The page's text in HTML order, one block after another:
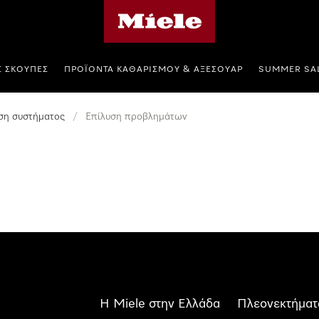
ΣΚΟΎΠΕΣ ΠΡΟΪΌΝΤΑ ΚΑΘΑΡΙΣΜΟΎ & ΑΞΕΣΟΥΆΡ SUMMER
συστήματος / Επίλυση προβλημάτων
Η Miele στην Ελλάδα